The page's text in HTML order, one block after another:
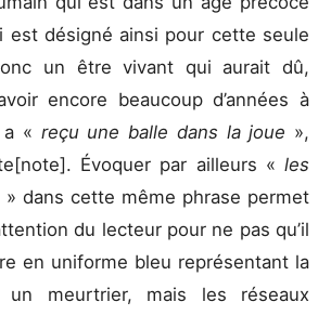
est désigné ainsi pour cette seule
un être vivant qui aurait dû,
encore beaucoup d’années à
« reçu une balle dans la joue »,
Évoquer par ailleurs « les
» dans cette même phrase permet
du lecteur pour ne pas qu’il
en uniforme bleu représentant la
un meurtrier, mais les réseaux